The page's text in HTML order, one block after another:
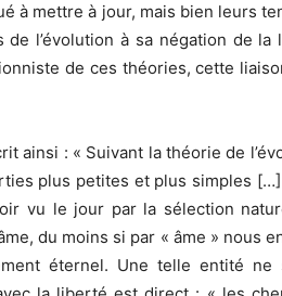
à mettre à jour, mais bien leurs
l’évolution à sa négation de la
de ces théories, cette
ainsi : « Suivant la théorie de
plus petites et plus simples
vu le jour par la sélection
du moins si par « âme » nous
éternel. Une telle entité ne